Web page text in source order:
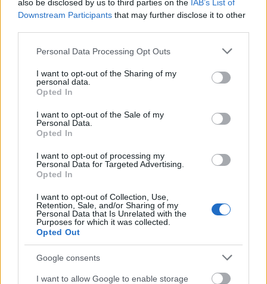
also be disclosed by us to third parties on the IAB’s List of
Downstream Participants that may further disclose it to other
Please note that this website/app uses one or more Google
not limited to your visit or usage behaviour. You may click to
grant or deny consent to Google and its third-party tags to
use your data for below specified purposes in below Google
consent section.
Personal Data Processing Opt Outs
I want to opt-out of the Sharing of my
personal data.
Opted In
I want to opt-out of the Sale of my
Personal Data.
Opted In
I want to opt-out of processing my
Personal Data for Targeted Advertising.
Opted In
I want to opt-out of Collection, Use,
Retention, Sale, and/or Sharing of my
Personal Data that Is Unrelated with the
Purposes for which it was collected.
Opted Out
Google consents
I want to allow Google to enable storage
ΕΥΒΟΙΑ, ΑΝΑΤΟΛΙΚΗ
ΠΕΛΟΠΟΝΝΗΣΟΣ
χιoνοπτώσεις στα ορεινά. Γρήγορα ο καιρός θα
νεφώσεις.
Ανεμοι: Νοτιοδυτικοί 5 με 7 και τις πρώτες πρωινές
στα ανατολικά τοπικά 8 μποφόρ.
Θερμοκρασία: Από 08 έως 18 βαθμούς Κελσίου.
Εκπληκτικές εικόνες από τα χιονισμένα τοπία σε
Παρνασσό, Βελούχι και Δίρφυ… (video)